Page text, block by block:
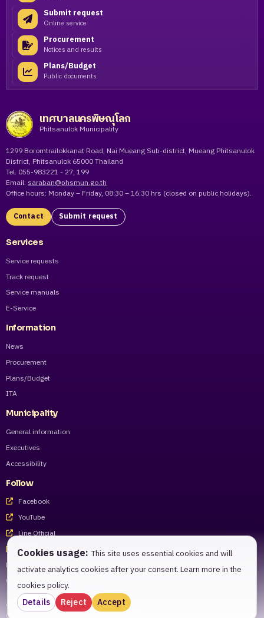
Submit request
Online service
Procurement
Notices and results
Plans/Budget
Public documents
เทศบาลนครพิษณุโลก
Phitsanulok Municipality
1299 Boromtrailokkanat Road, Nai Mueang Sub-district, Mueang Phitsanulok
District, Phitsanulok 65000 Thailand
Tel. 055-983221 - 27, 199
Email: saraban@phsmun.go.th
Office hours: Monday – Friday, 08:30 – 16:30 hrs (closed on public holidays).
Contact Submit request
Services
Service requests
Track request
Service manuals
E-Service
Information
News
Procurement
Plans/Budget
ITA
Municipality
General information
Executives
Accessibility
Follow
Facebook
YouTube
Line Official
Tiktok
For staff
Call Center 055-983221 - 27
© 2026 Phitsanulok Municipality. All rights reserved.
Cookies usage: This site uses essential cookies and will
activate analytics cookies after your consent. Learn more in the
cookies policy.
Details Reject Accept